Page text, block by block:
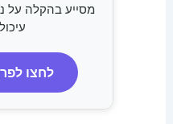
מסייע בהקלה על
לחצו